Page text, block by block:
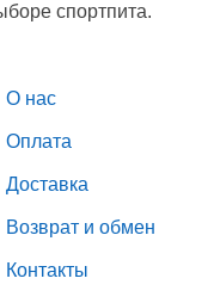
спортпита.
О нас
Оплата
Доставка
Возврат и обмен
Контакты